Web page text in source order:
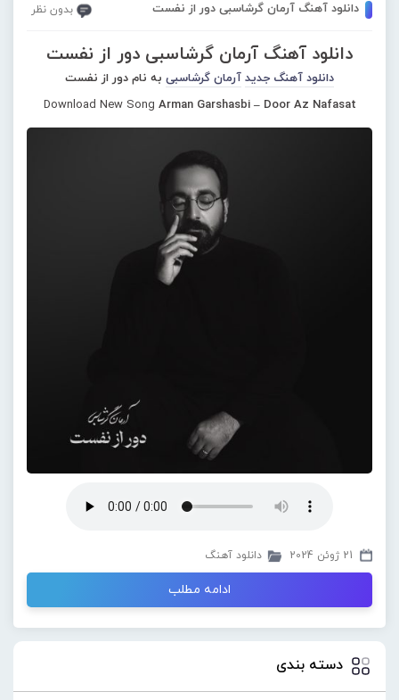
دانلود آهنگ آرمان گرشاسبی دور از نفست بدون نظر
دانلود آهنگ آرمان گرشاسبی دور از نفست
دانلود آهنگ جدید آرمان گرشاسبی به نام دور از نفست
Download New Song Arman Garshasbi – Door Az Nafasat
21 ژوئن 2024 دانلود آهنگ
ادامه مطلب
دسته بندی